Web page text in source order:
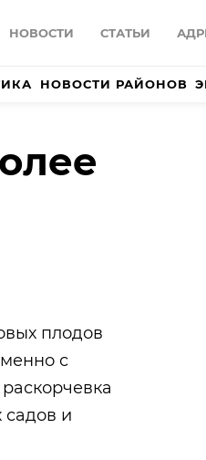
НОВОСТИ СТАТЬИ
НОВОСТИ РАЙОНОВ
плодов
с
садов и